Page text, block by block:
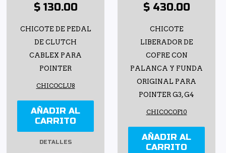
$ 130.00
CHICOTE DE PEDAL
DE CLUTCH
CABLEX PARA
POINTER
CHICOCLU8
AÑADIR AL
CARRITO
DETALLES
$ 430.00
CHICOTE
LIBERADOR DE
COFRE CON
PALANCA Y FUNDA
ORIGINAL PARA
POINTER G3, G4
CHICOCOF10
AÑADIR AL
CARRITO